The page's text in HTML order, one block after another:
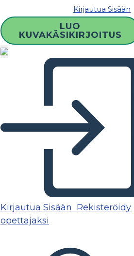
Kirjautua Sisään
LUO
KUVAKÄSIKIRJOITUS
Kirjautua Sisään Rekisteröidy
opettajaksi